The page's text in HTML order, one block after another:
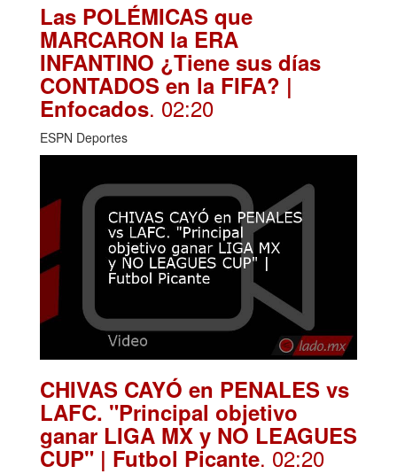
Las POLÉMICAS que
MARCARON la ERA
INFANTINO ¿Tiene sus días
CONTADOS en la FIFA? |
Enfocados. 02:20
ESPN Deportes
CHIVAS CAYÓ en PENALES vs
LAFC. "Principal objetivo
ganar LIGA MX y NO LEAGUES
CUP" | Futbol Picante. 02:20